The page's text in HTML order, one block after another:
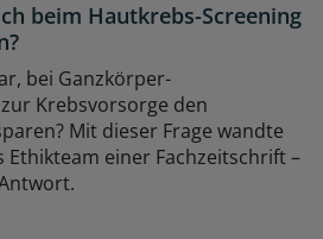
beim Hautkrebs-Screening
bei Ganzkörper-
Krebsvorsorge den
Mit dieser Frage wandte
Ethikteam einer Fachzeitschrift –